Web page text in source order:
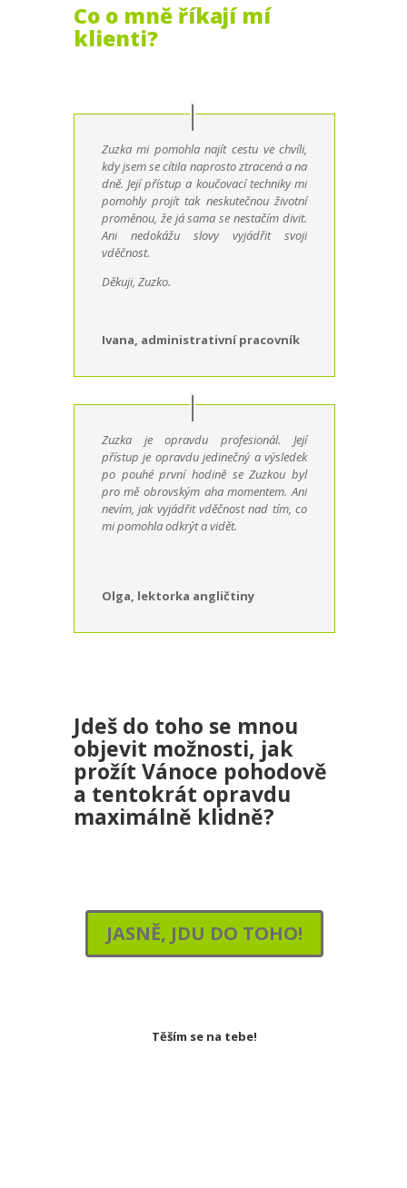
Co o mně říkají mí
klienti?
Zuzka mi pomohla najít cestu ve chvíli,
kdy jsem se cítila naprosto ztracená a na
dně. Její přístup a koučovací techniky mi
pomohly projít tak neskutečnou životní
proměnou, že já sama se nestačím divit.
Ani nedokážu slovy vyjádřit svoji
vděčnost.
Děkuji, Zuzko.
Ivana, administrativní pracovník
Zuzka je opravdu profesionál. Její
přístup je opravdu jedinečný a výsledek
po pouhé první hodině se Zuzkou byl
pro mě obrovským aha momentem. Ani
nevím, jak vyjádřit vděčnost nad tím, co
mi pomohla odkrýt a vidět.
Olga, lektorka angličtiny
Jdeš do toho se mnou
objevit možnosti, jak
prožít Vánoce pohodově
a tentokrát opravdu
maximálně klidně?
JASNĚ, JDU DO TOHO!
Těším se na tebe!